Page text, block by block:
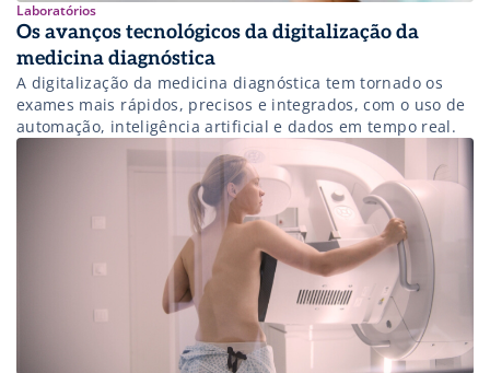
Laboratórios
Os avanços tecnológicos da digitalização da
medicina diagnóstica
A digitalização da medicina diagnóstica tem tornado os
exames mais rápidos, precisos e integrados, com o uso de
automação, inteligência artificial e dados em tempo real.